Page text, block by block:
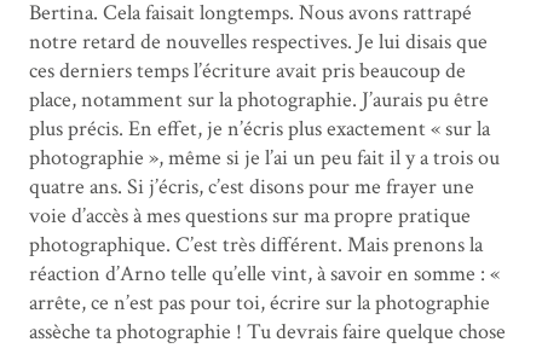
Bertina. Cela faisait longtemps. Nous avons rattrapé
notre retard de nouvelles respectives. Je lui disais que
ces derniers temps l’écriture avait pris beaucoup de
place, notamment sur la photographie. J’aurais pu être
plus précis. En effet, je n’écris plus exactement « sur la
photographie », même si je l’ai un peu fait il y a trois ou
quatre ans. Si j’écris, c’est disons pour me frayer une
voie d’accès à mes questions sur ma propre pratique
photographique. C’est très différent. Mais prenons la
réaction d’Arno telle qu’elle vint, à savoir en somme : «
arrête, ce n’est pas pour toi, écrire sur la photographie
assèche ta photographie ! Tu devrais faire quelque chose